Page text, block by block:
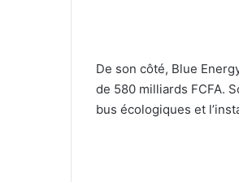
‎De son côté, Blue
de 580 milliards FCFA.
bus écologiques et